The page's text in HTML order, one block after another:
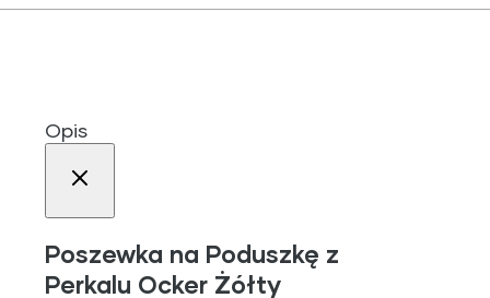
Opis
Poszewka na Poduszkę z
Perkalu Ocker Żółty